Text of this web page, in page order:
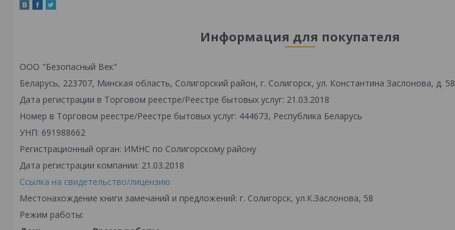
Информация для покупателя
ООО "Безопасный Век"
Беларусь, 223707, Минская область, Солигорский район, г. Солигорск, ул. Константина Заслонова, д. 58
Дата регистрации в Торговом реестре/Реестре бытовых услуг: 21.03.2018
Номер в Торговом реестре/Реестре бытовых услуг: 444673, Республика Беларусь
УНП: 691988662
Регистрационный орган: ИМНС по Солигорскому району
Дата регистрации компании: 21.03.2018
Ссылка на свидетельство/лицензию
Местонахождение книги замечаний и предложений: г. Солигорск, ул.К.Заслонова, 58
Режим работы: